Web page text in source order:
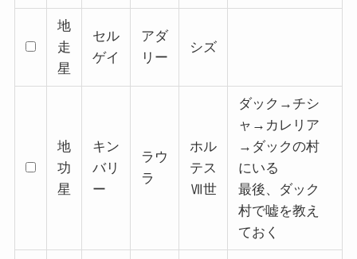
地
走
星
セル
ゲイ
アダ
リー
シズ
地
功
星
キン
バリ
ー
ラウ
ラ
ホル
テス
Ⅶ世
ダック→チシ
ャ→カレリア
→ダックの村
にいる
最後、ダック
村で嘘を教え
ておく